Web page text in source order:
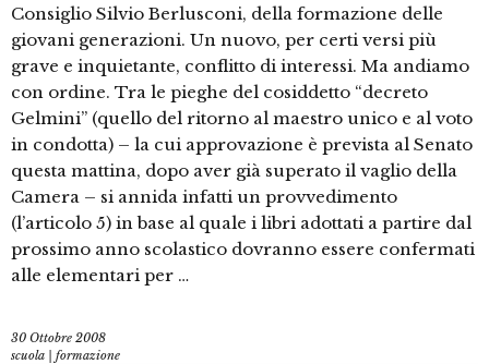
Consiglio Silvio Berlusconi, della formazione delle
giovani generazioni. Un nuovo, per certi versi più
grave e inquietante, conflitto di interessi. Ma andiamo
con ordine. Tra le pieghe del cosiddetto “decreto
Gelmini” (quello del ritorno al maestro unico e al voto
in condotta) – la cui approvazione è prevista al Senato
questa mattina, dopo aver già superato il vaglio della
Camera – si annida infatti un provvedimento
(l’articolo 5) in base al quale i libri adottati a partire dal
prossimo anno scolastico dovranno essere confermati
alle elementari per …
30 Ottobre 2008
scuola | formazione